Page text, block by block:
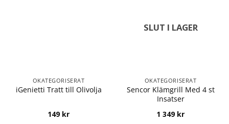
OKATEGORISERAT
iGenietti Tratt till Olivolja
149 kr
SLUT I LAGER
OKATEGORISERAT
Sencor Klämgrill Med 4 st
Insatser
1 349 kr